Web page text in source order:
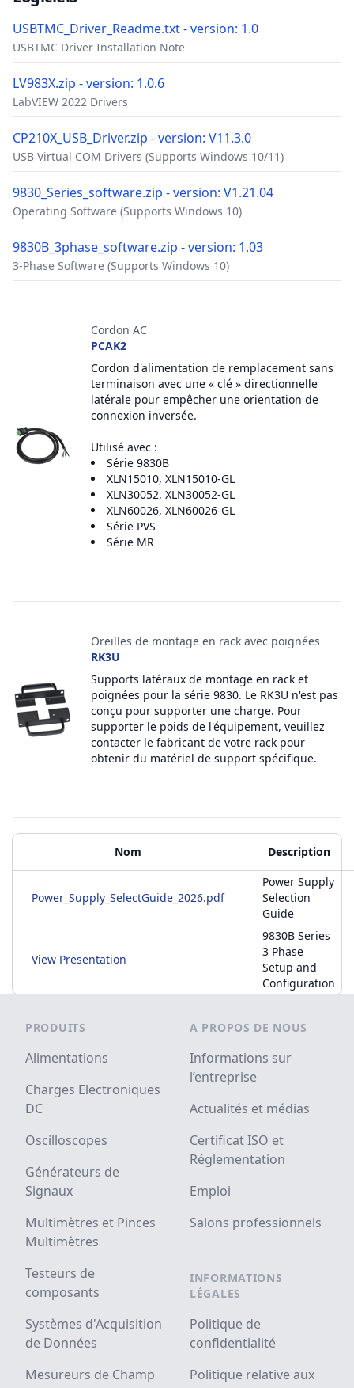
USBTMC_Driver_Readme.txt - version: 1.0
USBTMC Driver Installation Note
LV983X.zip - version: 1.0.6
LabVIEW 2022 Drivers
CP210X_USB_Driver.zip - version: V11.3.0
USB Virtual COM Drivers (Supports Windows 10/11)
9830_Series_software.zip - version: V1.21.04
Operating Software (Supports Windows 10)
9830B_3phase_software.zip - version: 1.03
3-Phase Software (Supports Windows 10)
Cordon AC
PCAK2
Cordon d'alimentation de remplacement sans
terminaison avec une « clé » directionnelle
latérale pour empêcher une orientation de
connexion inversée.
Utilisé avec :
Série 9830B
XLN15010, XLN15010-GL
XLN30052, XLN30052-GL
XLN60026, XLN60026-GL
Série PVS
Série MR
Oreilles de montage en rack avec poignées
RK3U
Supports latéraux de montage en rack et
poignées pour la série 9830. Le RK3U n'est pas
conçu pour supporter une charge. Pour
supporter le poids de l'équipement, veuillez
contacter le fabricant de votre rack pour
obtenir du matériel de support spécifique.
Matériels supplémentaires
Nom Description
Power_Supply_SelectGuide_2026.pdf
Power Supply
Selection
Guide
View Presentation
9830B Series
3 Phase
Setup and
Configuration
PRODUITS
Alimentations
Charges Electroniques
DC
Oscilloscopes
Générateurs de
Signaux
Multimètres et Pinces
Multimètres
Testeurs de
composants
Systèmes d'Acquisition
de Données
Mesureurs de Champ
A PROPOS DE NOUS
Informations sur
l’entreprise
Actualités et médias
Certificat ISO et
Réglementation
Emploi
Salons professionnels
INFORMATIONS
LÉGALES
Politique de
confidentialité
Politique relative aux